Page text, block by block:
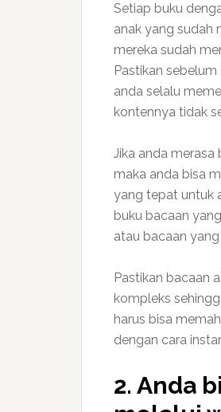
Setiap buku
anak yang sudah
mereka sudah
Pastikan
anda selalu
kontennya tidak
Jika anda
maka anda bisa
yang tepat untuk
buku bacaan
atau bacaan
Pastikan bacaan
kompleks
harus bisa
dengan cara
2. Anda